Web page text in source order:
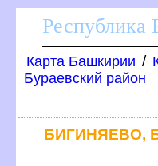
Республика
Карта Башкирии /
Бураевский район
БИГИНЯЕВО,